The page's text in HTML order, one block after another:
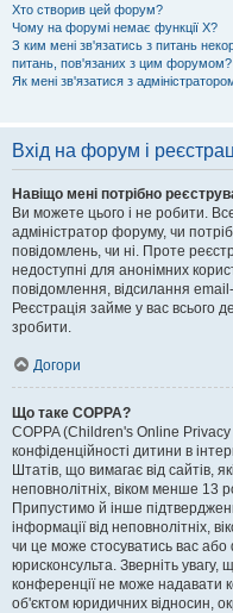
Хто створив цей форум?
Чому на форумі немає функції X?
З ким мені зв'язатись з питань
питань, пов'язаних з цим форумом?
Як мені зв'язатися з
Вхід на форум і
Навіщо мені потрібно
Ви можете цього і не робити.
адміністратор форуму, чи
повідомлень, чи ні. Проте
недоступні для анонімних
повідомлення, відсилання
Реєстрація займе у вас всього
зробити.
Догори
Що таке COPPA?
COPPA (Children's Online
конфіденційності дитини в
Штатів, що вимагає від сайтів,
неповнолітніх, віком менше 13
Припустимо й інше
інформації від неповнолітніх,
чи це може стосуватись вас
юрисконсульта. Зверніть увагу,
конференції не може надавати
об'єктом юридичних відносин,